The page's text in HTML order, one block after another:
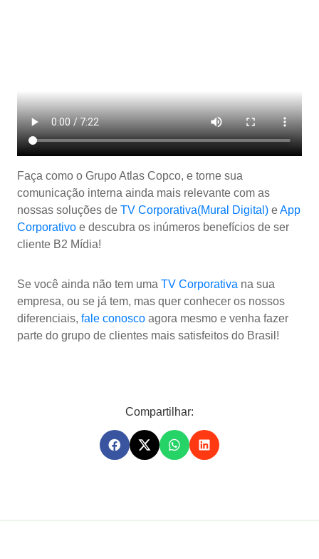
Faça como o Grupo Atlas Copco, e torne sua
comunicação interna ainda mais relevante com as
nossas soluções de TV Corporativa(Mural Digital) eApp
Corporativo e descubra os inúmeros benefícios de ser
cliente B2 Mídia!
Se você ainda não tem uma TV Corporativa na sua
empresa, ou se já tem, mas quer conhecer os nossos
diferenciais, fale conosco agora mesmo e venha fazer
parte do grupo de clientes mais satisfeitos do Brasil!
Compartilhar: